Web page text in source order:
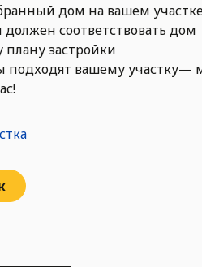
дом на вашем
соответствовать дом
плану застройки
подходят вашему участку—